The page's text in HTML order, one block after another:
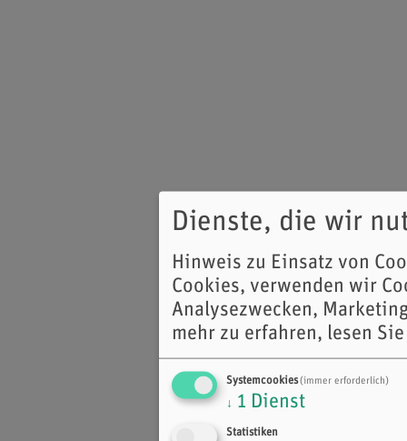
Dienste, die wir
Hinweis zu Einsatz von
Cookies, verwenden wir
Analysezwecken,
mehr zu erfahren, lesen
Systemcookies(immer erforderlich)
↓ 1 Dienst
Statistiken